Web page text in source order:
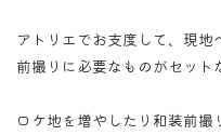
アトリエでお支度して、現地
前撮りに必要なものがセット
ロケ地を増やしたり和装前撮